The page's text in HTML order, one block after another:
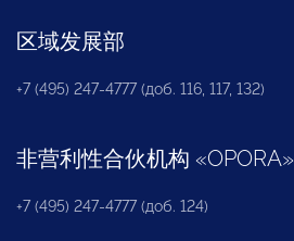
区域发展部
+7 (495) 247-4777 (доб. 116, 117, 132)
非营利性合伙机构 «OPORA»
+7 (495) 247-4777 (доб. 124)